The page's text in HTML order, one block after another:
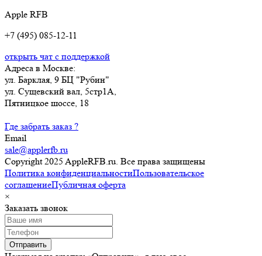
Apple RFB
+7 (495) 085-12-11
открыть чат с поддержкой
Адреса в Москве:
ул. Барклая, 9 БЦ "Рубин"
ул. Сущевский вал, 5стр1А,
Пятницкое шоссе, 18
Где забрать заказ ?
Email
sale@applerfb.ru
Copyright 2025 AppleRFB.ru. Все права защищены
Политика конфиденциальностиПользовательское
соглашениеПубличная оферта
×
Заказать звонок
Отправить